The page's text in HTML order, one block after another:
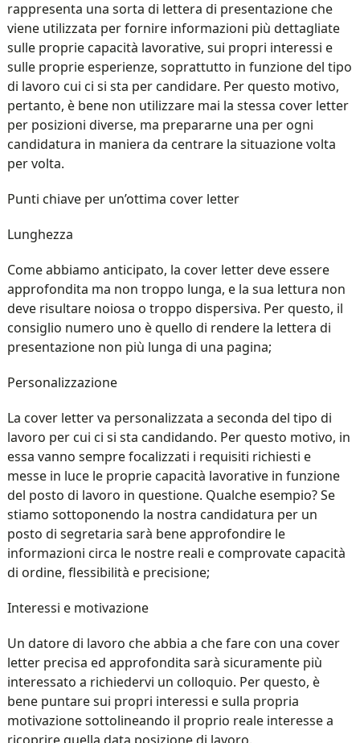
rappresenta una sorta di lettera di presentazione che
viene utilizzata per fornire informazioni più dettagliate
sulle proprie capacità lavorative, sui propri interessi e
sulle proprie esperienze, soprattutto in funzione del tipo
di lavoro cui ci si sta per candidare. Per questo motivo,
pertanto, è bene non utilizzare mai la stessa cover letter
per posizioni diverse, ma prepararne una per ogni
candidatura in maniera da centrare la situazione volta
per volta.
Punti chiave per un’ottima cover letter
Lunghezza
Come abbiamo anticipato, la cover letter deve essere
approfondita ma non troppo lunga, e la sua lettura non
deve risultare noiosa o troppo dispersiva. Per questo, il
consiglio numero uno è quello di rendere la lettera di
presentazione non più lunga di una pagina;
Personalizzazione
La cover letter va personalizzata a seconda del tipo di
lavoro per cui ci si sta candidando. Per questo motivo, in
essa vanno sempre focalizzati i requisiti richiesti e
messe in luce le proprie capacità lavorative in funzione
del posto di lavoro in questione. Qualche esempio? Se
stiamo sottoponendo la nostra candidatura per un
posto di segretaria sarà bene approfondire le
informazioni circa le nostre reali e comprovate capacità
di ordine, flessibilità e precisione;
Interessi e motivazione
Un datore di lavoro che abbia a che fare con una cover
letter precisa ed approfondita sarà sicuramente più
interessato a richiedervi un colloquio. Per questo, è
bene puntare sui propri interessi e sulla propria
motivazione sottolineando il proprio reale interesse a